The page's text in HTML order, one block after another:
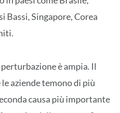
Bassi, Singapore, Corea
è ampia. Il
le aziende temono di più
causa più importante